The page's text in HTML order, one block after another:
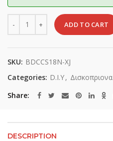
ADD TO CART
SKU: BDCCS18N-XJ
Categories: D.I.Y, Δισκοπριονα
Share
DESCRIPTION